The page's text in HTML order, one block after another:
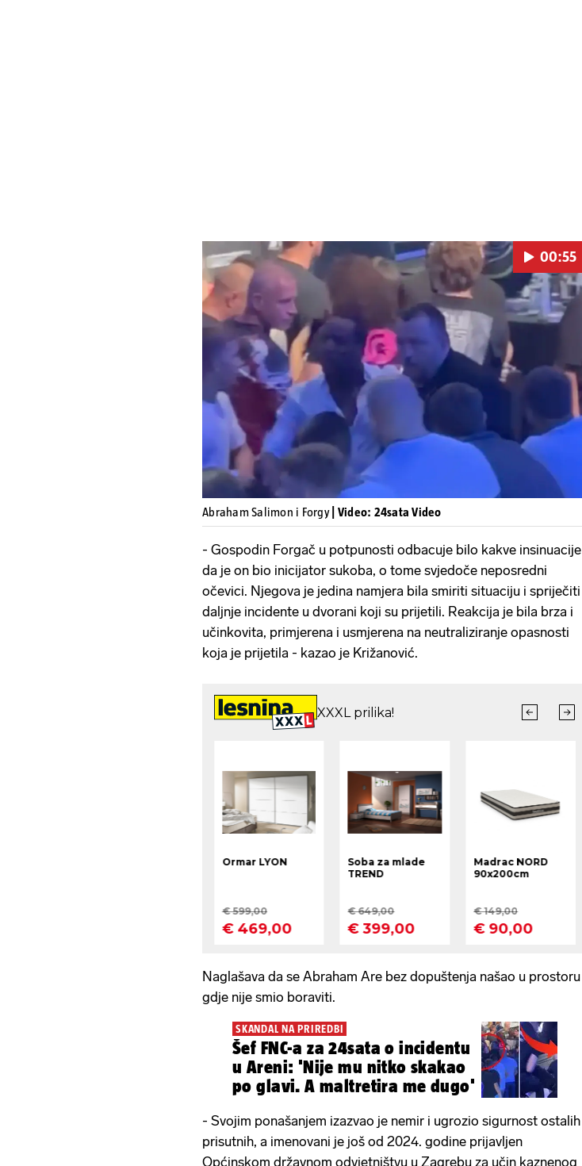
Pokretanje videa...
00:55
Abraham Salimon i Forgy | Video: 24sata Video
- Gospodin Forgač u potpunosti odbacuje bilo kakve insinuacije
da je on bio inicijator sukoba, o tome svjedoče neposredni
očevici. Njegova je jedina namjera bila smiriti situaciju i spriječiti
daljnje incidente u dvorani koji su prijetili. Reakcija je bila brza i
učinkovita, primjerena i usmjerena na neutraliziranje opasnosti
koja je prijetila - kazao je Križanović.
Naglašava da se Abraham Are bez dopuštenja našao u prostoru
gdje nije smio boraviti.
SKANDAL NA PRIREDBI
Šef FNC-a za 24sata o incidentu
u Areni: 'Nije mu nitko skakao
po glavi. A maltretira me dugo'
- Svojim ponašanjem izazvao je nemir i ugrozio sigurnost ostalih
prisutnih, a imenovani je još od 2024. godine prijavljen
Općinskom državnom odvjetništvu u Zagrebu za učin kaznenog